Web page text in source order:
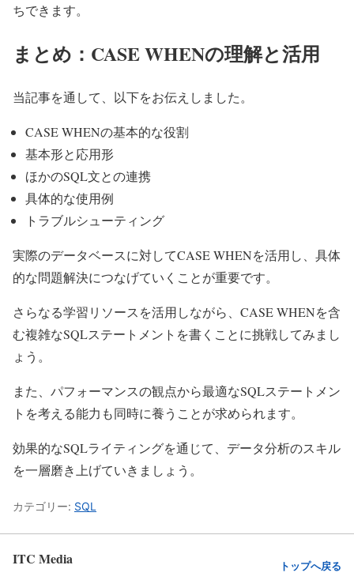
ちできます。
まとめ：CASE WHENの理解と活用
当記事を通して、以下をお伝えしました。
CASE WHENの基本的な役割
基本形と応用形
ほかのSQL文との連携
具体的な使用例
トラブルシューティング
実際のデータベースに対してCASE WHENを活用し、具体
的な問題解決につなげていくことが重要です。
さらなる学習リソースを活用しながら、CASE WHENを含
む複雑なSQLステートメントを書くことに挑戦してみまし
ょう。
また、パフォーマンスの観点から最適なSQLステートメン
トを考える能力も同時に養うことが求められます。
効果的なSQLライティングを通じて、データ分析のスキル
を一層磨き上げていきましょう。
カテゴリー: SQL
ITC Media トップへ戻る